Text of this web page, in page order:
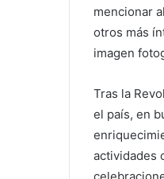
mencionar
otros más
imagen
Tras la
el país, en
actividades